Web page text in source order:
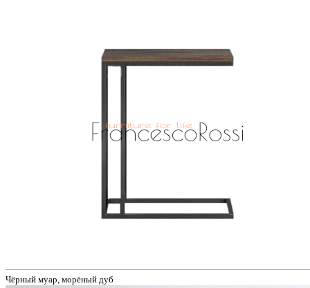
Чёрный муар, морёный дуб